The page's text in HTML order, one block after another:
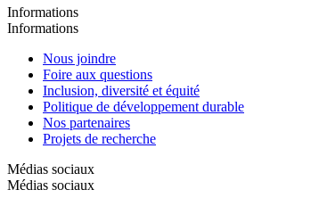
Informations
Informations
Nous joindre
Foire aux questions
Inclusion, diversité et équité
Politique de développement durable
Nos partenaires
Projets de recherche
Médias sociaux
Médias sociaux